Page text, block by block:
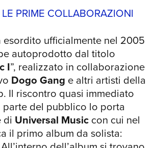
sia di testi che di
Nel 2016
“Santeria” al fianco
15 brani, tra cui “Nulla
si fondono tematiche,
diversi, rendendo l’album
un classico della
Nel 2017 esce
che contiene la
concerto che
LE PRIME COLLABORAZIONI
esordito ufficialmente nel 2005
autoprodotto dal titolo
I”, realizzato in collaborazione
Dogo Gang e altri artisti della
Il riscontro quasi immediato
parte del pubblico lo porta
di Universal Music con cui nel
il primo album da solista: